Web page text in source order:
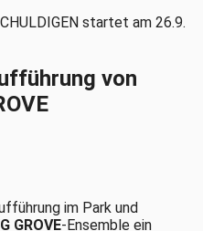
startet am 26.9.
von
im Park und
GROVE-Ensemble ein